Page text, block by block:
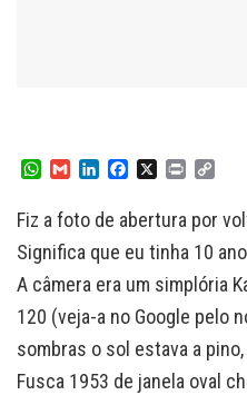
W
t
s
p
p
a
i
l
n
k
e
I
n
c
e
b
o
k
n
t
L
n
k
Fiz a foto de abertura por
Significa que eu tinha 10
A câmera era um simplória
120 (veja-a no Google pelo
sombras o sol estava a
Fusca 1953 de janela oval